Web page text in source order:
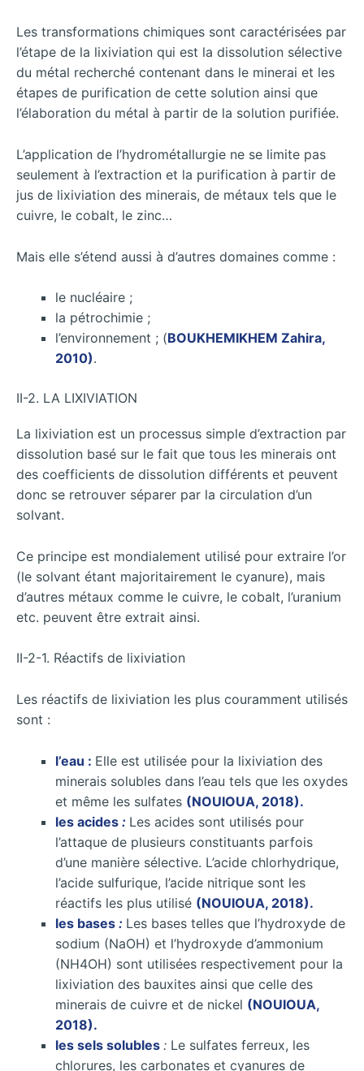
Les transformations chimiques sont caractérisées par
l’étape de la lixiviation qui est la dissolution sélective
du métal recherché contenant dans le minerai et les
étapes de purification de cette solution ainsi que
l’élaboration du métal à partir de la solution purifiée.
L’application de l’hydrométallurgie ne se limite pas
seulement à l’extraction et la purification à partir de
jus de lixiviation des minerais, de métaux tels que le
cuivre, le cobalt, le zinc…
Mais elle s’étend aussi à d’autres domaines comme :
le nucléaire ;
la pétrochimie ;
l’environnement ; (BOUKHEMIKHEM Zahira,
2010).
II-2. LA LIXIVIATION
La lixiviation est un processus simple d’extraction par
dissolution basé sur le fait que tous les minerais ont
des coefficients de dissolution différents et peuvent
donc se retrouver séparer par la circulation d’un
solvant.
Ce principe est mondialement utilisé pour extraire l’or
(le solvant étant majoritairement le cyanure), mais
d’autres métaux comme le cuivre, le cobalt, l’uranium
etc. peuvent être extrait ainsi.
II-2-1. Réactifs de lixiviation
Les réactifs de lixiviation les plus couramment utilisés
sont :
l’eau : Elle est utilisée pour la lixiviation des
minerais solubles dans l’eau tels que les oxydes
et même les sulfates (NOUIOUA, 2018).
les acides : Les acides sont utilisés pour
l’attaque de plusieurs constituants parfois
d’une manière sélective. L’acide chlorhydrique,
l’acide sulfurique, l’acide nitrique sont les
réactifs les plus utilisé (NOUIOUA, 2018).
les bases : Les bases telles que l’hydroxyde de
sodium (NaOH) et l’hydroxyde d’ammonium
(NH4OH) sont utilisées respectivement pour la
lixiviation des bauxites ainsi que celle des
minerais de cuivre et de nickel (NOUIOUA,
2018).
les sels solubles : Le sulfates ferreux, les
chlorures, les carbonates et cyanures de